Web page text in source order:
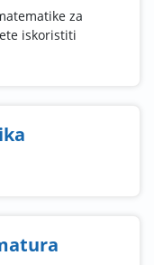
za
iskoristiti